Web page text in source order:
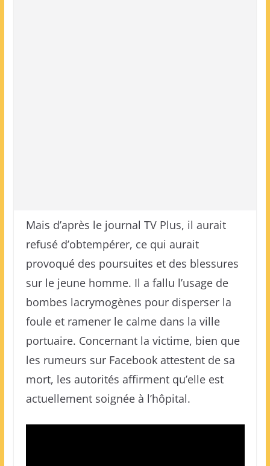
Mais d’après le journal TV Plus, il aurait
refusé d’obtempérer, ce qui aurait
provoqué des poursuites et des blessures
sur le jeune homme. Il a fallu l’usage de
bombes lacrymogènes pour disperser la
foule et ramener le calme dans la ville
portuaire. Concernant la victime, bien que
les rumeurs sur Facebook attestent de sa
mort, les autorités affirment qu’elle est
actuellement soignée à l’hôpital.